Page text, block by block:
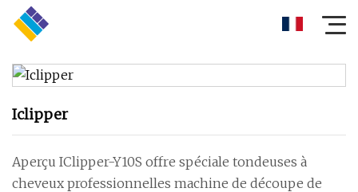
Iclipper
Aperçu IClipper-Y10S offre spéciale tondeuses à
cheveux professionnelles machine de découpe de